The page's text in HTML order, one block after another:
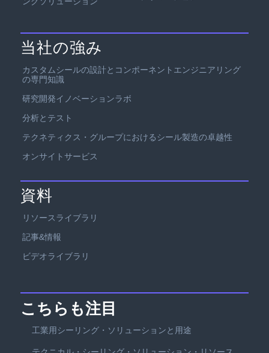
当社の強み
カスタムシールの設計とコンポーネントエンジニアリング
の専門知識
研究開発イノベーションラボ
分析とテスト
テクネティクス・グループにおけるシール製造の卓越性
オンサイトサービス
資料
リソースライブラリ
記事&情報
ビデオライブラリ
こちらも注目
工業用シーリング・ソリューションと用途